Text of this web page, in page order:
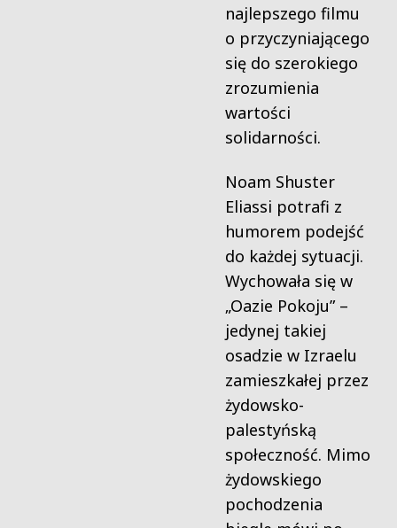
najlepszego filmu
o przyczyniającego
się do szerokiego
zrozumienia
wartości
solidarności.
Noam Shuster
Eliassi potrafi z
humorem podejść
do każdej sytuacji.
Wychowała się w
„Oazie Pokoju” –
jedynej takiej
osadzie w Izraelu
zamieszkałej przez
żydowsko-
palestyńską
społeczność. Mimo
żydowskiego
pochodzenia